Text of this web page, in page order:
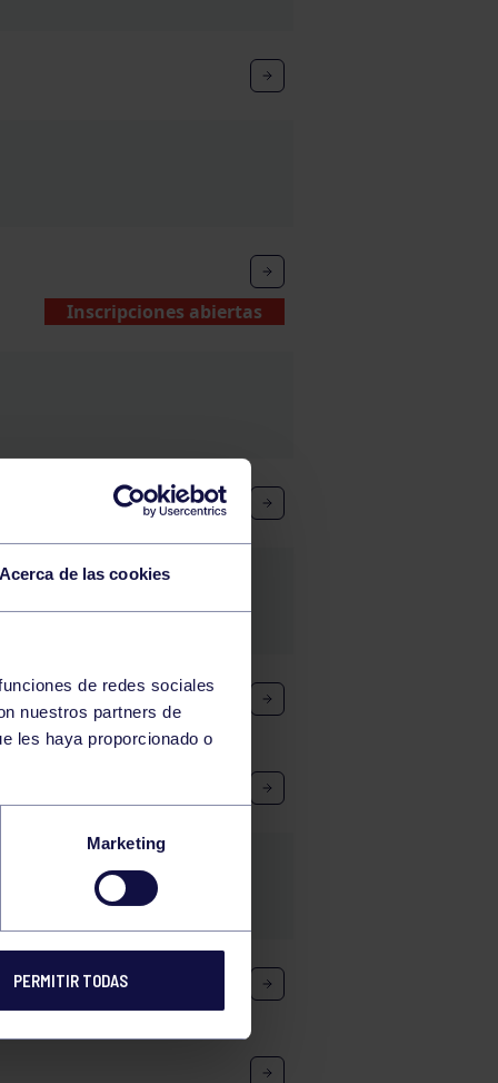
de las cookies
de redes sociales
nuestros partners de
les haya proporcionado o
Marketing
PERMITIR TODAS
Inscripciones abiertas